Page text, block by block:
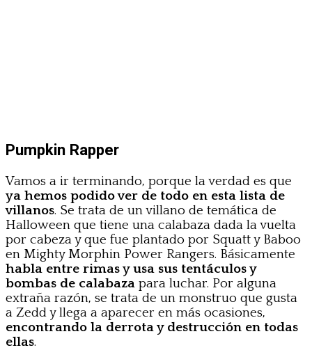
Pumpkin Rapper
Vamos a ir terminando, porque la verdad es que
ya hemos podido ver de todo en esta lista de
villanos. Se trata de un villano de temática de
Halloween que tiene una calabaza dada la vuelta
por cabeza y que fue plantado por Squatt y Baboo
en Mighty Morphin Power Rangers. Básicamente
habla entre rimas y usa sus tentáculos y
bombas de calabaza para luchar. Por alguna
extraña razón, se trata de un monstruo que gusta
a Zedd y llega a aparecer en más ocasiones,
encontrando la derrota y destrucción en todas
ellas.